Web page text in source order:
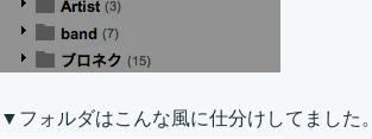
▼フォルダはこんな風に仕分けしてました。